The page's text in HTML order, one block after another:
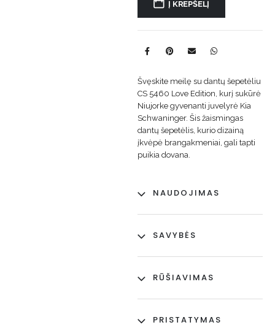
Į KREPŠELĮ
Švęskite meilę su dantų šepetėliu
CS 5460 Love Edition, kurį sukūrė
Niujorke gyvenanti juvelyrė Kia
Schwaninger. Šis žaismingas
dantų šepetėlis, kurio dizainą
įkvėpė brangakmeniai, gali tapti
puikia dovana.
NAUDOJIMAS
SAVYBĖS
RŪŠIAVIMAS
PRISTATYMAS